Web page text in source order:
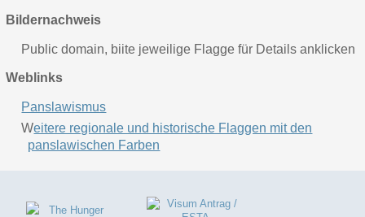
Bildernachweis
Public domain, biite jeweilige Flagge für Details anklicken
Weblinks
Panslawismus
Weitere regionale und historische Flaggen mit den
panslawischen Farben